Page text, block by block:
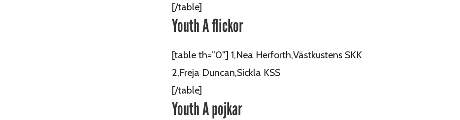
[/table]
Youth A flickor
[table th=”0″] 1,Nea Herforth,Västkustens SKK
2,Freja Duncan,Sickla KSS
[/table]
Youth A pojkar